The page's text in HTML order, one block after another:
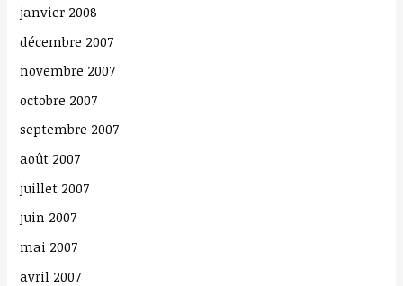
janvier 2008
décembre 2007
novembre 2007
octobre 2007
septembre 2007
août 2007
juillet 2007
juin 2007
mai 2007
avril 2007